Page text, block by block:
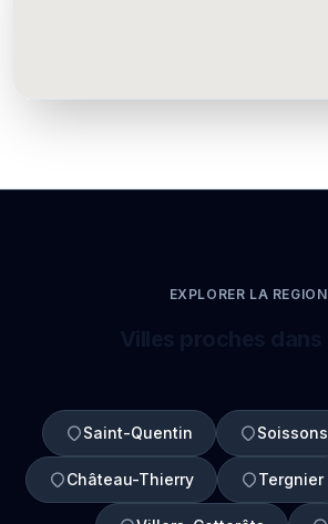
EXPLORER LA REGION
Saint-Quentin Soissons
Château-Thierry Tergnier